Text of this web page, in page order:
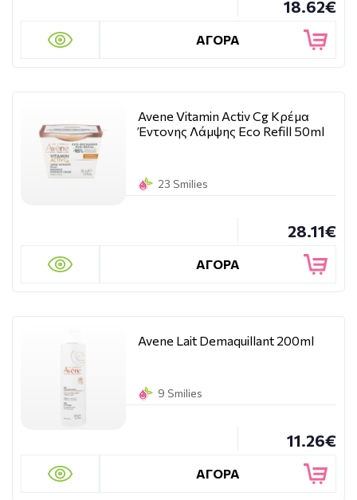
18.62€
ΑΓΟΡΑ
Avene Vitamin Activ Cg Κρέμα
Έντονης Λάμψης Eco Refill 50ml
23 Smilies
28.11€
ΑΓΟΡΑ
Avene Lait Demaquillant 200ml
9 Smilies
11.26€
ΑΓΟΡΑ